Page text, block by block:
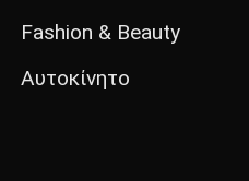
Fashion & Beauty
Αυτοκίνητο